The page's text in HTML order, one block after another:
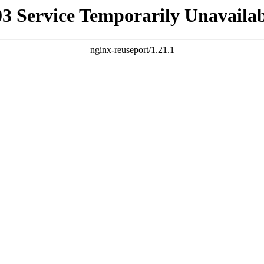
Service Temporarily
nginx-reuseport/1.21.1